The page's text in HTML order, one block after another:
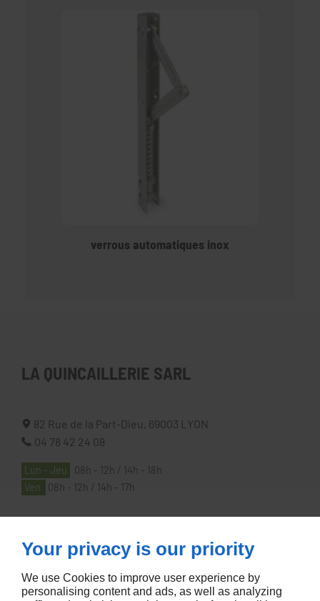
verrous automatiques inox
LA QUINCAILLERIE SARL
82 Rue de la Part-Dieu, 69003
LYON
04 78 42 24 08
Lun - Jeu
08h - 12h / 14h - 18h
Ven
08h - 12h / 14h - 17h
À PROPOS
Accueil
Your privacy is our priority
We use Cookies to improve user experience by
personalising content and ads, as well as analyzing